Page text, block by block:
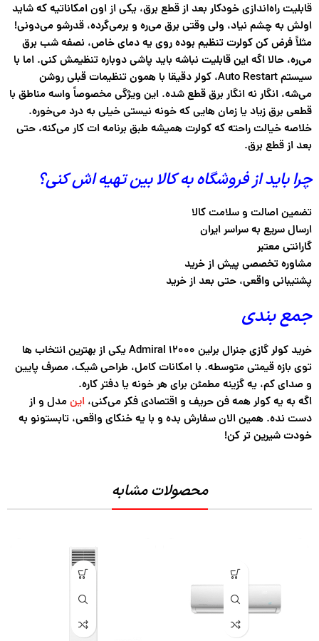
قابلیت راه‌اندازی خودکار بعد از قطع برق، یکی از اون امکاناتیه که شاید
اولش به چشم نیاد، ولی وقتی برق می‌ره و برمی‌گرده، قدرشو می‌دونی!
مثلاً فرض کن کولرت تنظیم بوده روی یه دمای خاص، نصفه شب برق
می‌ره، حالا اگه این قابلیت نباشه باید پاشی دوباره تنظیمش کنی. اما با
سیستم Auto Restart،
کولر دقیقا با همون تنظیمات قبلی روشن
می‌شه، انگار نه انگار برق قطع شده. این ویژگی مخصوصاً واسه مناطق با
قطعی برق زیاد یا زمان‌ هایی که خونه نیستی خیلی به‌ درد می‌خوره.
خلاصه خیالت راحته که کولرت همیشه طبق برنامه‌ ات کار می‌کنه، حتی
بعد از قطع برق.
چرا باید از فروشگاه به کالا بین تهیه اش کنی؟
تضمین اصالت و سلامت کالا
ارسال سریع به سراسر ایران
گارانتی معتبر
مشاوره تخصصی پیش از خرید
پشتیبانی واقعی، حتی بعد از خرید
جمع بندی
خرید کولر گازی جنرال برلین 12000 Admiral یکی از بهترین انتخاب ها
توی بازه قیمتی متوسطه. با امکانات کامل، طراحی شیک، مصرف پایین
و صدای کم، یه گزینه مطمئن برای هر خونه یا دفتر کاره.
اگه به یه کولر همه فن حریف و اقتصادی فکر می‌کنی، اینمدل و از
دست نده. همین الان سفارش بده و با یه خنکای واقعی، تابستونو به
خودت شیرین تر کن!
محصولات مشابه